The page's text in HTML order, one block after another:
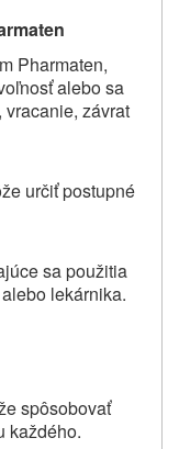
Pharmaten,
alebo sa
vracanie, závrat
určiť postupné
sa použitia
lekárnika.
spôsobovať
každého.